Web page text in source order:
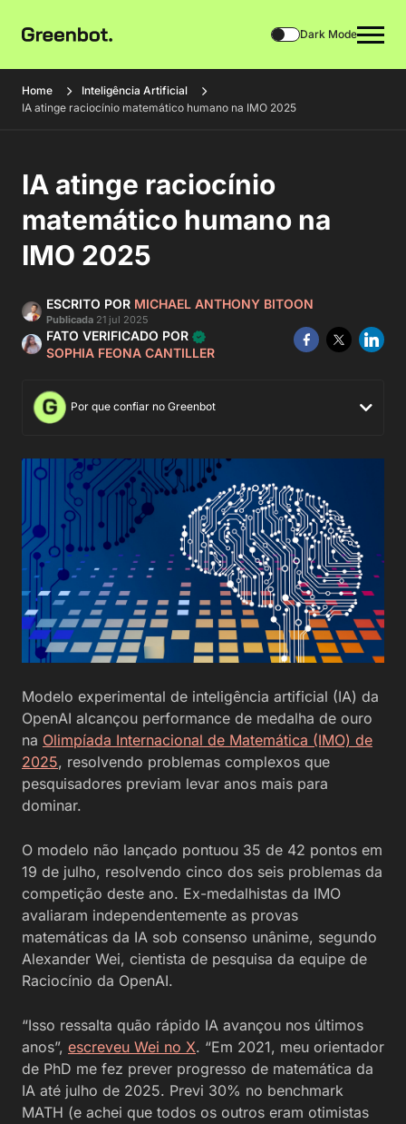
Dark Mode
Home
Inteligência Artificial
IA atinge raciocínio matemático humano na IMO 2025
IA atinge raciocínio
matemático humano na
IMO 2025
ESCRITO POR MICHAEL ANTHONY BITOON
Publicada 21 jul 2025
FATO VERIFICADO POR
SOPHIA FEONA CANTILLER
Por que confiar no Greenbot
Modelo experimental de inteligência artificial (IA) da
OpenAI alcançou performance de medalha de ouro
na Olimpíada Internacional de Matemática (IMO) de
2025, resolvendo problemas complexos que
pesquisadores previam levar anos mais para
dominar.
O modelo não lançado pontuou 35 de 42 pontos em
19 de julho, resolvendo cinco dos seis problemas da
competição deste ano. Ex-medalhistas da IMO
avaliaram independentemente as provas
matemáticas da IA sob consenso unânime, segundo
Alexander Wei, cientista de pesquisa da equipe de
Raciocínio da OpenAI.
“Isso ressalta quão rápido IA avançou nos últimos
anos”, escreveu Wei no X. “Em 2021, meu orientador
de PhD me fez prever progresso de matemática da
IA até julho de 2025. Previ 30% no benchmark
MATH (e achei que todos os outros eram otimistas